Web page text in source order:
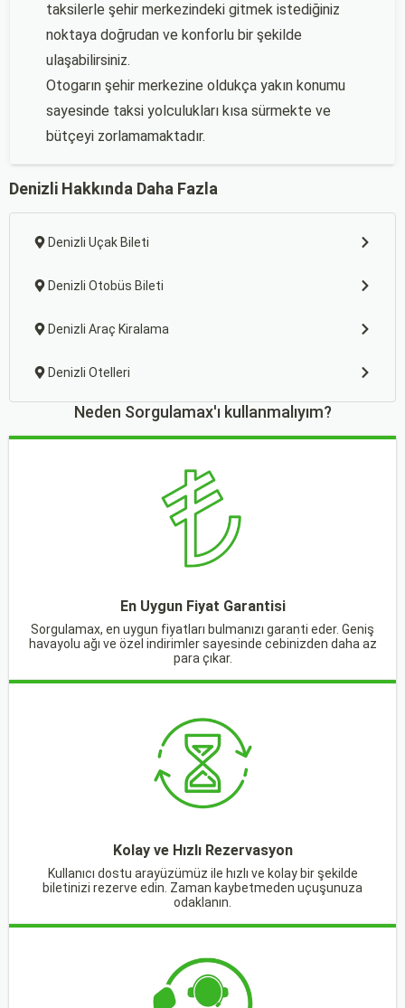
taksilerle şehir merkezindeki gitmek istediğiniz
noktaya doğrudan ve konforlu bir şekilde
ulaşabilirsiniz.
Otogarın şehir merkezine oldukça yakın konumu
sayesinde taksi yolculukları kısa sürmekte ve
bütçeyi zorlamamaktadır.
Denizli Hakkında Daha Fazla
Denizli Uçak Bileti
Denizli Otobüs Bileti
Denizli Araç Kiralama
Denizli Otelleri
Neden Sorgulamax'ı kullanmalıyım?
En Uygun Fiyat Garantisi
Sorgulamax, en uygun fiyatları bulmanızı garanti eder. Geniş
havayolu ağı ve özel indirimler sayesinde cebinizden daha az
para çıkar.
Kolay ve Hızlı Rezervasyon
Kullanıcı dostu arayüzümüz ile hızlı ve kolay bir şekilde
biletinizi rezerve edin. Zaman kaybetmeden uçuşunuza
odaklanın.